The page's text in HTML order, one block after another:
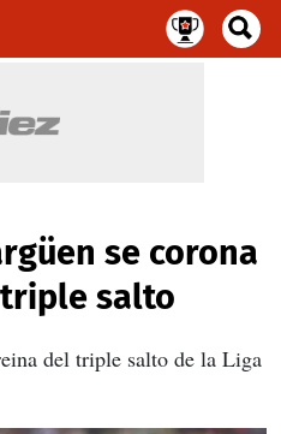
se corona
salto
del triple salto de la Liga